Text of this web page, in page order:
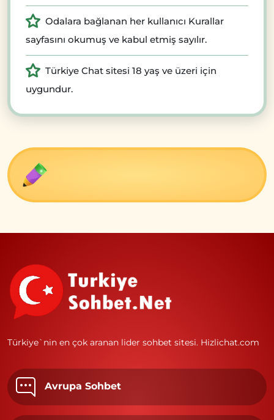
Odalara bağlanan her kullanıcı Kurallar
sayfasını okumuş ve kabul etmiş sayılır.
Türkiye Chat sitesi 18 yaş ve üzeri için
uygundur.
Türkiye`nin en çok aranan lider sohbet sitesi. Hizlichat.com
Avrupa Sohbet